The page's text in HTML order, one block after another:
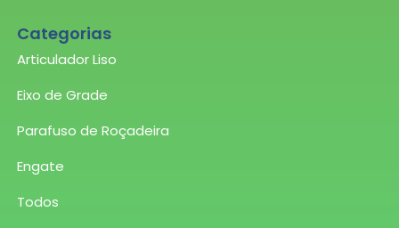
Categorias
Articulador Liso
Eixo de Grade
Parafuso de Roçadeira
Engate
Todos